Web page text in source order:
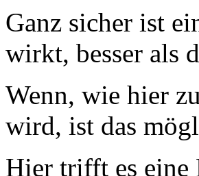
Ganz sicher ist
wirkt, besser als
Wenn, wie hier
wird, ist das
Hier trifft es eine